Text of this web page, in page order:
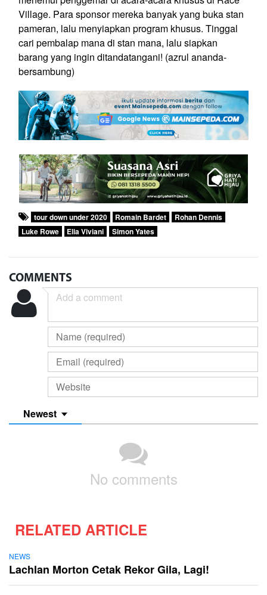
Village. Para sponsor mereka banyak yang buka stan
pameran, lalu menyiapkan program khusus. Tinggal
cari pembalap mana di stan mana, lalu siapkan
barang yang ingin ditandatangani! (azrul ananda-
bersambung)
tour down under 2020 Romain Bardet
Rohan Dennis
Luke Rowe
Elia Viviani Simon Yates
COMMENTS
Newest
No comments
RELATED ARTICLE
NEWS
Lachlan Morton Cetak Rekor Gila, Lagi!